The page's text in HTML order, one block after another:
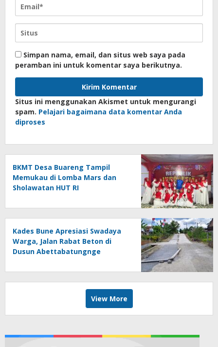
Simpan nama, email, dan situs web saya pada
peramban ini untuk komentar saya berikutnya.
Situs ini menggunakan Akismet untuk mengurangi
spam. Pelajari bagaimana data komentar Anda
diproses
BKMT Desa Buareng Tampil
Memukau di Lomba Mars dan
Sholawatan HUT RI
Kades Bune Apresiasi Swadaya
Warga, Jalan Rabat Beton di
Dusun Abettabatungnge
View More